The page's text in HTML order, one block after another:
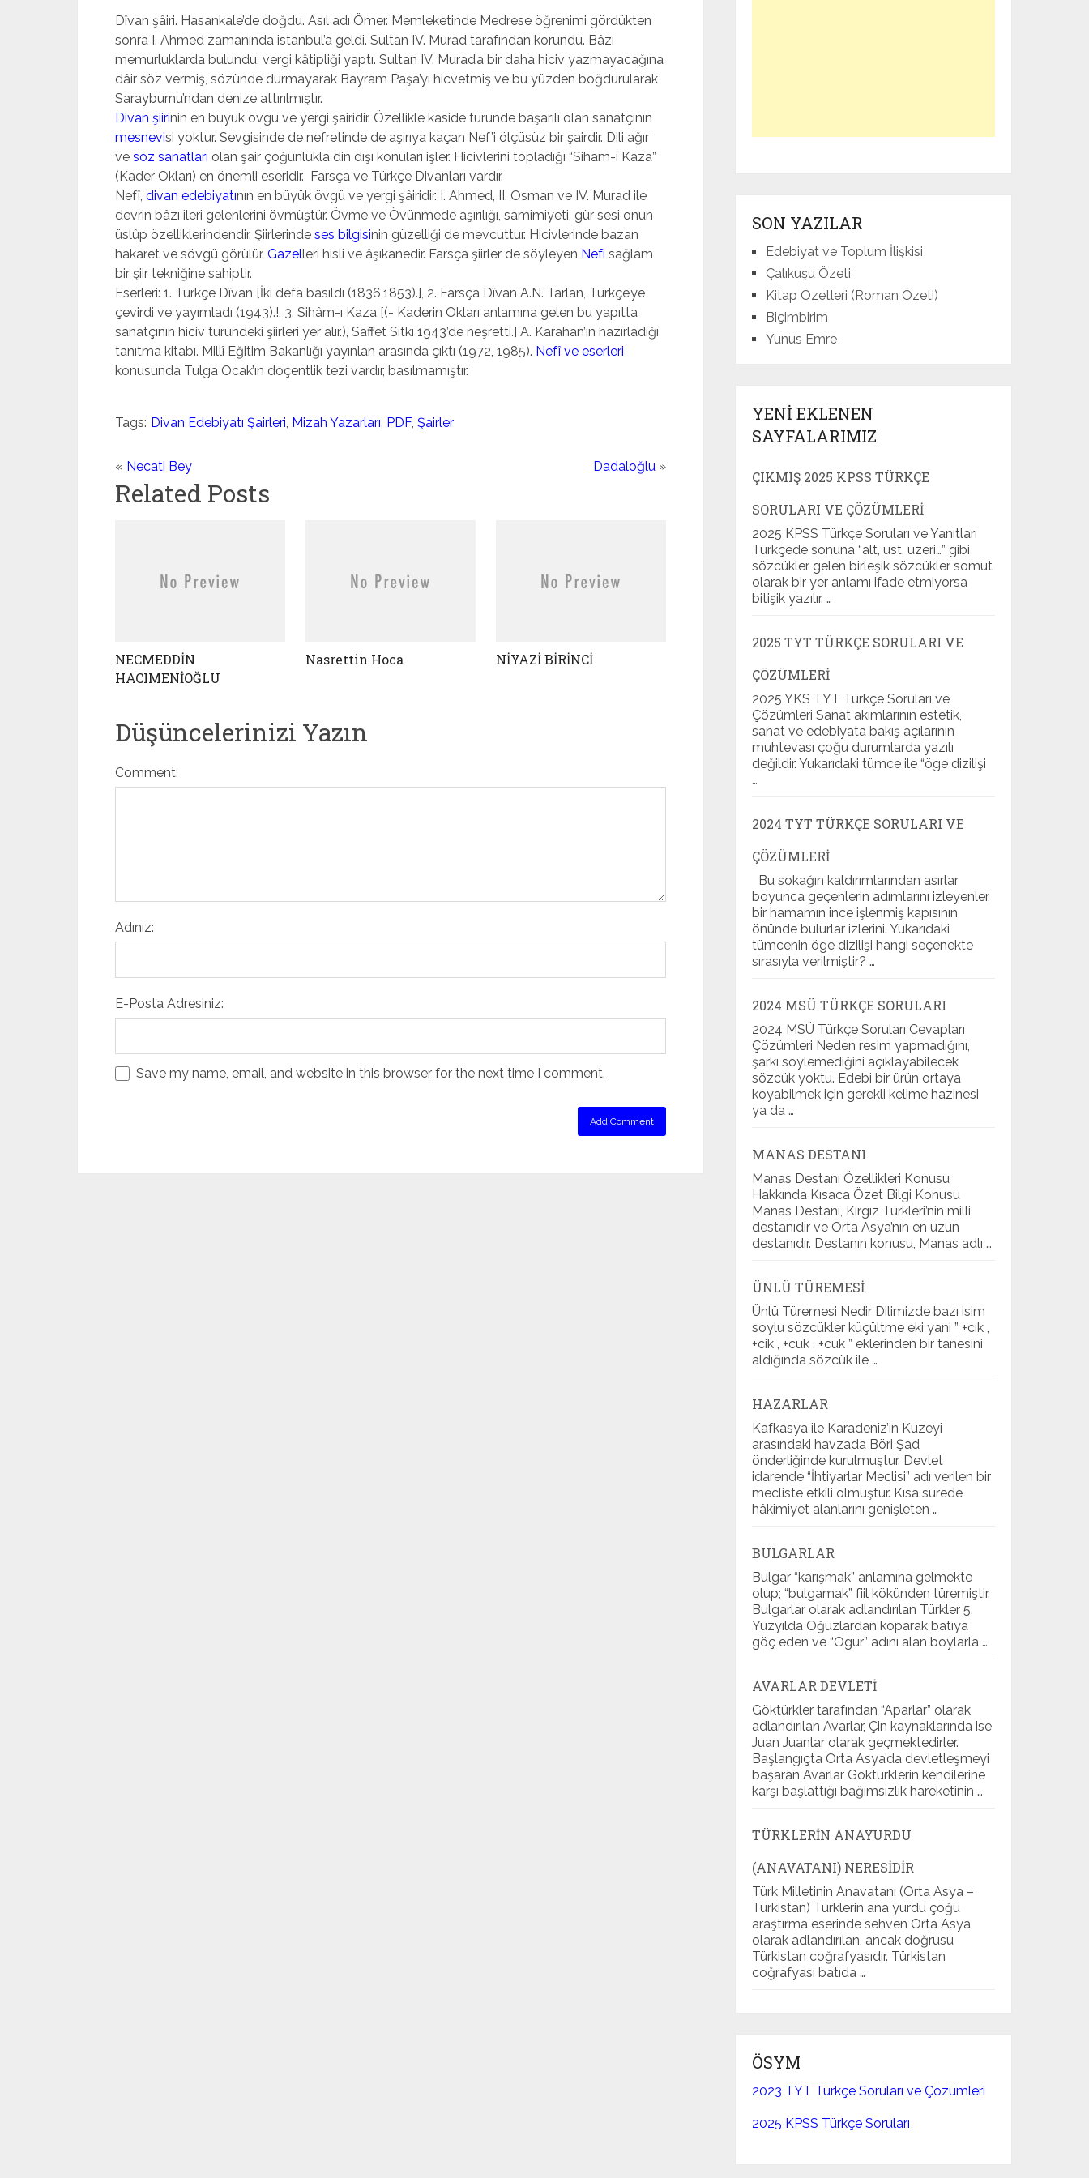
Dîvan şâiri. Hasankale’de doğdu. Asıl adı Ömer. Memle­ketinde Medrese öğrenimi gördükten
sonra I. Ahmed zamanında istanbul’a geldi. Sultan IV. Murad tarafından korundu. Bâzı
memurluklarda bulundu, vergi kâtipliği yaptı. Sultan IV. Murad’a bir daha hiciv yazmayacağına
dâir söz vermiş, sözünde durmayarak Bayram Paşa’yı hicvetmiş ve bu yüzden boğdurularak
Sarayburnu’ndan denize attırılmıştır.
Divan şiirinin en büyük övgü ve yergi şairidir. Özellikle kaside türünde başarılı olan sanatçının
mesnevisi yoktur. Sevgisinde de nefretinde de aşırıya kaçan Nef’i ölçüsüz bir şairdir. Dili ağır
ve söz sanatları olan şair çoğunlukla din dışı konuları işler. Hicivlerini topladığı “Siham-ı Kaza”
(Kader Okları) en önemli eseridir. Farsça ve Türkçe Divanları vardır.
Nefî, divan edebiyatının en büyük övgü ve yergi şâiridir. I. Ahmed, II. Osman ve IV. Murad ile
devrin bâzı ileri gelenle­rini övmüştür. Övme ve Övünmede aşırılığı, samimiyeti, gür sesi onun
üslûp özelliklerindendir. Şiirlerinde ses bilgisinin güzelliği de mevcuttur. Hicivlerinde bazan
hakaret ve sövgü görülür. Gazelleri hisli ve âşıkanedir. Farsça şiirler de söyleyen Nefi sağlam
bir şiir tekniğine sahiptir.
Eserleri: 1. Türkçe Dîvan [İki defa basıldı (1836,1853).], 2. Farsça Dîvan A.N. Tarlan, Türkçe’ye
çevirdi ve yayımladı (1943).!, 3. Sihâm-ı Kaza [(- Kaderin Okları anlamına gelen bu yapıtta
sanatçının hiciv türündeki şiirleri yer alır.), Saffet Sıtkı 1943’de neşretti.] A. Karahan’ın hazırladığı
tanıtma kitabı. Millî Eğitim Bakanlığı yayınlan arasında çıktı (1972, 1985). Nefî ve eserleri
konusunda Tulga Ocak’ın doçentlik tezi vardır, basılmamıştır.
Tags: Divan Edebiyatı Şairleri, Mizah Yazarları, PDF, Şairler
« Necati Bey Dadaloğlu »
Related Posts
NECMEDDİN
HACIMENİOĞLU
Nasrettin Hoca NİYAZİ BİRİNCİ
Düşüncelerinizi Yazın
Comment:
Adınız:
E-Posta Adresiniz:
Save my name, email, and website in this browser for the next time I comment.
SON YAZILAR
Edebiyat ve Toplum İlişkisi
Çalıkuşu Özeti
Kitap Özetleri (Roman Özeti)
Biçimbirim
Yunus Emre
YENI EKLENEN
SAYFALARIMIZ
ÇIKMIŞ 2025 KPSS TÜRKÇE
SORULARI VE ÇÖZÜMLERI
2025 KPSS Türkçe Soruları ve Yanıtları
Türkçede sonuna “alt, üst, üzeri…” gibi
sözcükler gelen birleşik sözcükler somut
olarak bir yer anlamı ifade etmiyorsa
bitişik yazılır. …
2025 TYT TÜRKÇE SORULARI VE
ÇÖZÜMLERI
2025 YKS TYT Türkçe Soruları ve
Çözümleri Sanat akımlarının estetik,
sanat ve edebiyata bakış açılarının
muhtevası çoğu durumlarda yazılı
değildir. Yukarıdaki tümce ile “öge dizilişi
…
2024 TYT TÜRKÇE SORULARI VE
ÇÖZÜMLERI
Bu sokağın kaldırımlarından asırlar
boyunca geçenlerin adımlarını izleyenler,
bir hamamın ince işlenmiş kapısının
önünde bulurlar izlerini. Yukarıdaki
tümcenin öge dizilişi hangi seçenekte
sırasıyla verilmiştir? …
2024 MSÜ TÜRKÇE SORULARI
2024 MSÜ Türkçe Soruları Cevapları
Çözümleri Neden resim yapmadığını,
şarkı söylemediğini açıklayabilecek
sözcük yoktu. Edebi bir ürün ortaya
koyabilmek için gerekli kelime hazinesi
ya da …
MANAS DESTANI
Manas Destanı Özellikleri Konusu
Hakkında Kısaca Özet Bilgi Konusu
Manas Destanı, Kırgız Türkleri’nin milli
destanıdır ve Orta Asya’nın en uzun
destanıdır. Destanın konusu, Manas adlı …
ÜNLÜ TÜREMESI
Ünlü Türemesi Nedir Dilimizde bazı isim
soylu sözcükler küçültme eki yani ” +cık ,
+cik , +cuk , +cük ” eklerinden bir tanesini
aldığında sözcük ile …
HAZARLAR
Kafkasya ile Karadeniz’in Kuzeyi
arasındaki havzada Böri Şad
önderliğinde kurulmuştur. Devlet
idarende “İhtiyarlar Meclisi” adı verilen bir
mecliste etkili olmuştur. Kısa sürede
hâkimiyet alanlarını genişleten …
BULGARLAR
Bulgar “karışmak” anlamına gelmekte
olup; “bulgamak” fiil kökünden türemiştir.
Bulgarlar olarak adlandırılan Türkler 5.
Yüzyılda Oğuzlardan koparak batıya
göç eden ve “Ogur” adını alan boylarla …
AVARLAR DEVLETI
Göktürkler tarafından “Aparlar” olarak
adlandırılan Avarlar, Çin kaynaklarında ise
Juan Juanlar olarak geçmektedirler.
Başlangıçta Orta Asya’da devletleşmeyi
başaran Avarlar Göktürklerin kendilerine
karşı başlattığı bağımsızlık hareketinin …
TÜRKLERIN ANAYURDU
(ANAVATANI) NERESIDIR
Türk Milletinin Anavatanı (Orta Asya –
Türkistan) Türklerin ana yurdu çoğu
araştırma eserinde sehven Orta Asya
olarak adlandırılan, ancak doğrusu
Türkistan coğrafyasıdır. Türkistan
coğrafyası batıda …
ÖSYM
2023 TYT Türkçe Soruları ve Çözümleri
2025 KPSS Türkçe Soruları